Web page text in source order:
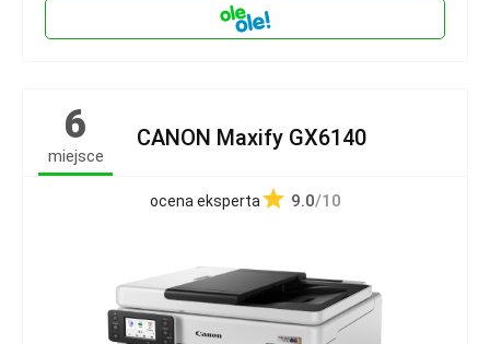
6
miejsce
CANON Maxify GX6140
ocena eksperta 9.0/10